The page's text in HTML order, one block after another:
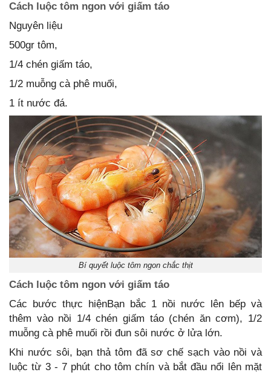
Cách luộc tôm ngon với giấm táo
Nguyên liệu
500gr tôm,
1/4 chén giấm táo,
1/2 muỗng cà phê muối,
1 ít nước đá.
Bí quyết luộc tôm ngon chắc thịt
Cách luộc tôm ngon với giấm táo
Các bước thực hiệnBạn bắc 1 nồi nước lên bếp và
thêm vào nồi 1/4 chén giấm táo (chén ăn cơm), 1/2
muỗng cà phê muối rồi đun sôi nước ở lửa lớn.
Khi nước sôi, bạn thả tôm đã sơ chế sạch vào nồi và
luộc từ 3 - 7 phút cho tôm chín và bắt đầu nổi lên mặt